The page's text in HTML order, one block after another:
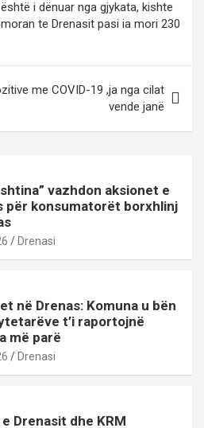
është i dënuar nga gjykata, kishte
te Drenasit pasi ia mori 230
me COVID-19 ,ja nga cilat
vende janë
vazhdon aksionet e
për konsumatorët borxhlinj
Drenasi
në Drenas: Komuna u bën
t’i raportojnë
më parë
Drenasi
Drenasit dhe KRM